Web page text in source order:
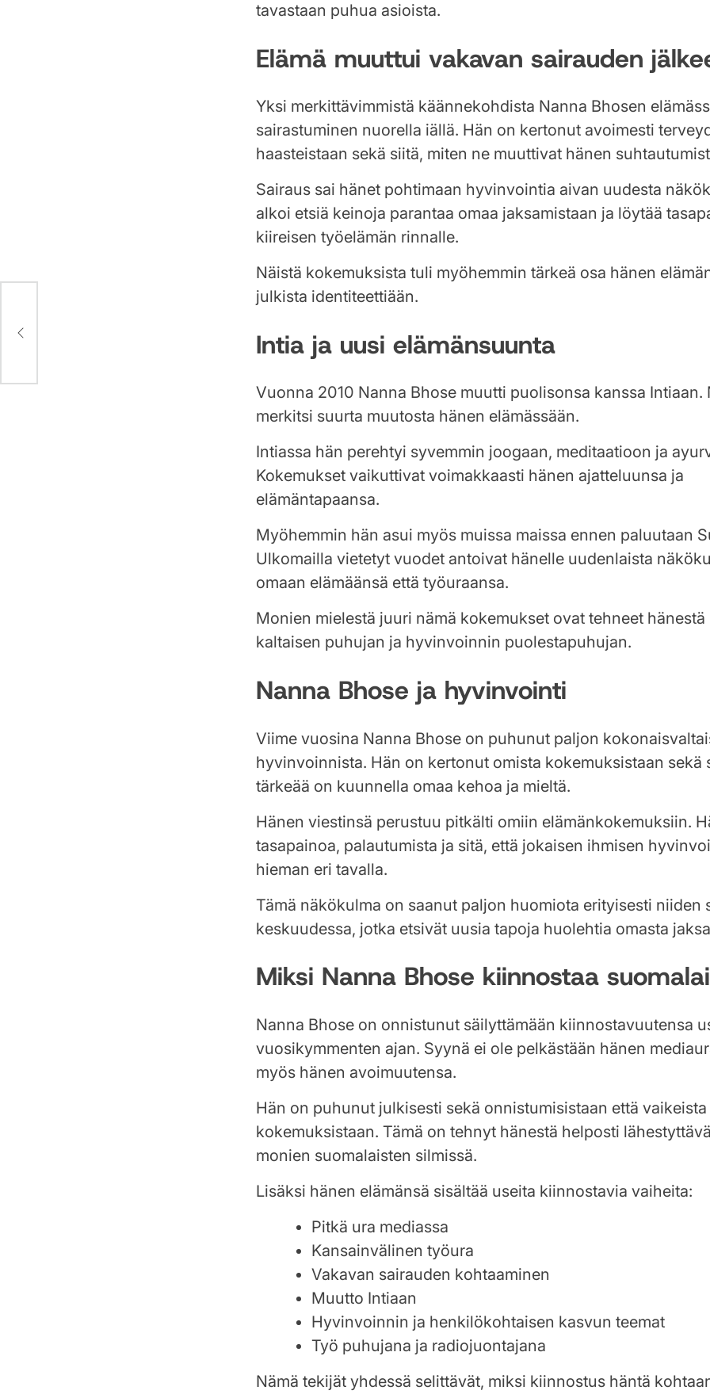
tavastaan puhua asioista.
Elämä muuttui vakavan sairauden
Yksi merkittävimmistä käännekohdista Nanna Bhosen
sairastuminen nuorella iällä. Hän on kertonut avoimesti
haasteistaan sekä siitä, miten ne muuttivat hänen
Sairaus sai hänet pohtimaan hyvinvointia aivan uudesta
alkoi etsiä keinoja parantaa omaa jaksamistaan ja löytää
kiireisen työelämän rinnalle.
Näistä kokemuksista tuli myöhemmin tärkeä osa hänen
julkista identiteettiään.
Intia ja uusi elämänsuunta
Vuonna 2010 Nanna Bhose muutti puolisonsa kanssa Intiaan.
merkitsi suurta muutosta hänen elämässään.
Intiassa hän perehtyi syvemmin joogaan, meditaatioon ja
Kokemukset vaikuttivat voimakkaasti hänen ajatteluunsa ja
elämäntapaansa.
Myöhemmin hän asui myös muissa maissa ennen paluutaan
Ulkomailla vietetyt vuodet antoivat hänelle uudenlaista
omaan elämäänsä että työuraansa.
Monien mielestä juuri nämä kokemukset ovat tehneet
kaltaisen puhujan ja hyvinvoinnin puolestapuhujan.
Nanna Bhose ja hyvinvointi
Viime vuosina Nanna Bhose on puhunut paljon
hyvinvoinnista. Hän on kertonut omista kokemuksistaan sekä
tärkeää on kuunnella omaa kehoa ja mieltä.
Hänen viestinsä perustuu pitkälti omiin elämänkokemuksiin.
tasapainoa, palautumista ja sitä, että jokaisen ihmisen
hieman eri tavalla.
Tämä näkökulma on saanut paljon huomiota erityisesti niiden
keskuudessa, jotka etsivät uusia tapoja huolehtia omasta
Miksi Nanna Bhose kiinnostaa
Nanna Bhose on onnistunut säilyttämään kiinnostavuutensa
vuosikymmenten ajan. Syynä ei ole pelkästään hänen
myös hänen avoimuutensa.
Hän on puhunut julkisesti sekä onnistumisistaan että vaikeista
kokemuksistaan. Tämä on tehnyt hänestä helposti
monien suomalaisten silmissä.
Lisäksi hänen elämänsä sisältää useita kiinnostavia vaiheita:
Pitkä ura mediassa
Kansainvälinen työura
Vakavan sairauden kohtaaminen
Muutto Intiaan
Hyvinvoinnin ja henkilökohtaisen kasvun teemat
Työ puhujana ja radiojuontajana
Nämä tekijät yhdessä selittävät, miksi kiinnostus häntä